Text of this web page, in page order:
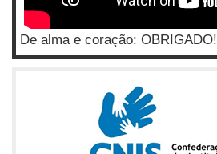
De alma e coração: OBRIGADO!